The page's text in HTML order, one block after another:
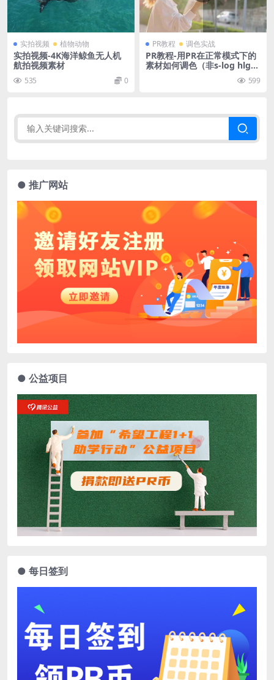
实拍视频 植物动物
实拍视频-4K海洋鲸鱼无人机
航拍视频素材
535 0
PR教程 调色实战
PR教程-用PR在正常模式下的
素材如何调色（非s-log hlg素
599
● 推广网站
● 公益项目
● 每日签到